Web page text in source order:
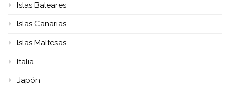
Islas Baleares
Islas Canarias
Islas Maltesas
Italia
Japón